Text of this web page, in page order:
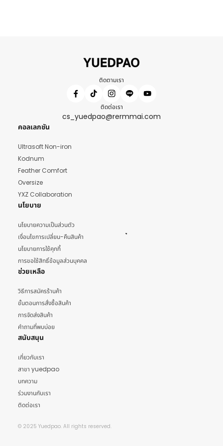
ติดตามเรา
ติดต่อเรา
cs_yuedpao@rermmai.com
คอลเลกชัน
Ultrasoft Non-iron
Kodnum
Feather Comfort
Oversize
YXZ Collaboration
นโยบาย
นโยบายความเป็นส่วนตัว
เงื่อนไขการเปลี่ยน-คืนสินค้า
นโยบายการใช้คุกกี้
การขอใช้สิทธิ์ข้อมูลส่วนบุคคล
ช่วยเหลือ
วิธีการสมัครร้านค้า
ขั้นตอนการสั่งซื้อสินค้า
การจัดส่งสินค้า
คำถามที่พบบ่อย
สนับสนุน
เกี่ยวกับเรา
สาขา yuedpao
บทความ
ร่วมงานกับเรา
ติดต่อเรา
© 2025 Yuedpao. All rights reserved.